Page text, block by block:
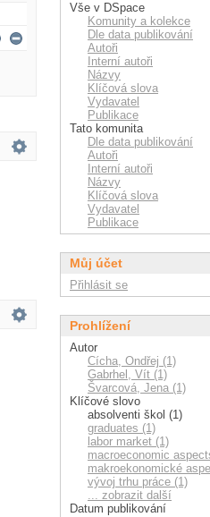
Vše v DSpace
Komunity a kolekce
Dle data publikování
Autoři
Interní autoři
Názvy
Klíčová slova
Vydavatel
Publikace
Tato komunita
Dle data publikování
Autoři
Interní autoři
Názvy
Klíčová slova
Vydavatel
Publikace
Můj účet
Přihlásit se
Prohlížení
Autor
Cícha, Ondřej (1)
Gabrhel, Vít (1)
Švarcová, Jena (1)
Klíčové slovo
absolventi škol (1)
graduates (1)
labor market (1)
macroeconomic
makroekonomické
vývoj trhu práce (1)
... zobrazit další
Datum publikování